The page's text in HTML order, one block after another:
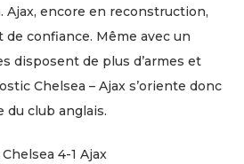
Ajax, encore en reconstruction,
confiance. Même avec un
disposent de plus d’armes et
Chelsea – Ajax s’oriente donc
du club anglais.
Chelsea 4-1 Ajax